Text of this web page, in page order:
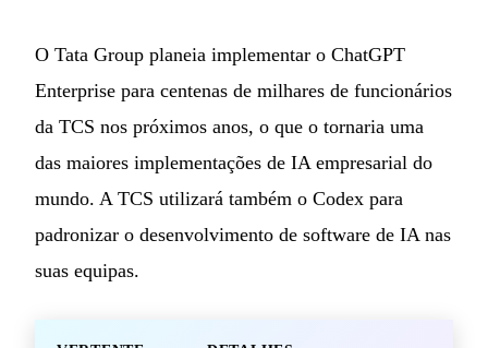
O Tata Group planeia implementar o ChatGPT
Enterprise para centenas de milhares de funcionários
da TCS nos próximos anos, o que o tornaria uma
das maiores implementações de IA empresarial do
mundo. A TCS utilizará também o Codex para
padronizar o desenvolvimento de software de IA nas
suas equipas.